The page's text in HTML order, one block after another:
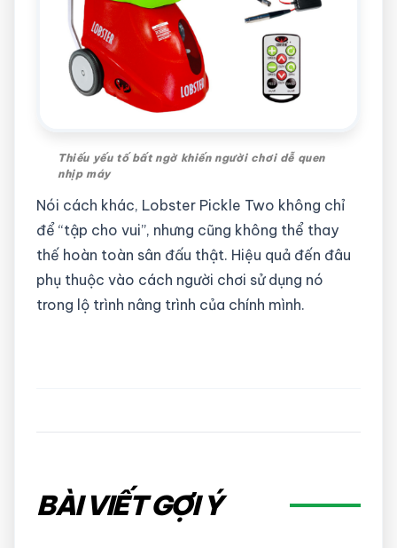
Thiếu yếu tố bất ngờ khiến người chơi dễ quen
nhịp máy
Nói cách khác, Lobster Pickle Two không chỉ
để “tập cho vui”, nhưng cũng không thể thay
thế hoàn toàn sân đấu thật. Hiệu quả đến đâu
phụ thuộc vào cách người chơi sử dụng nó
trong lộ trình nâng trình của chính mình.
BÀI VIẾT GỢI Ý